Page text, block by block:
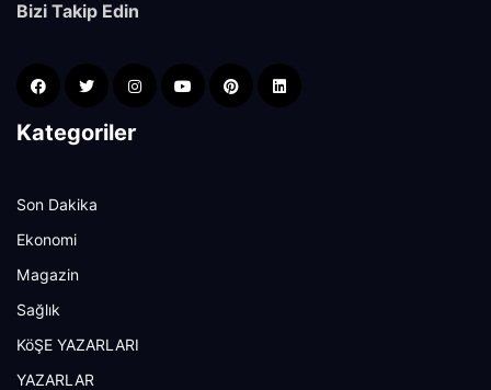
Bizi Takip Edin
Kategoriler
Son Dakika
Ekonomi
Magazin
Sağlık
KöŞE YAZARLARI
YAZARLAR